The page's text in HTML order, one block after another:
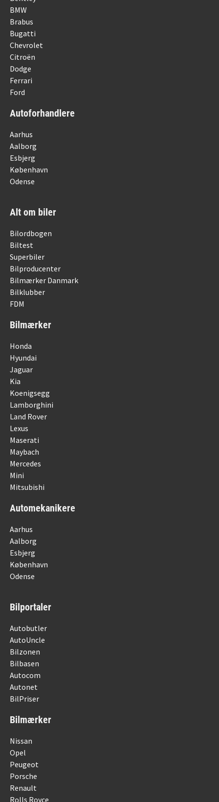
BMW
Brabus
Bugatti
Chevrolet
Citroën
Dodge
Ferrari
Ford
Autoforhandlere
Aarhus
Aalborg
Esbjerg
København
Odense
Alt om biler
Bilordbogen
Biltest
Superbiler
Bilproducenter
Bilmærker Danmark
Bilklubber
FDM
Bilmærker
Honda
Hyundai
Jaguar
Kia
Koenigsegg
Lamborghini
Land Rover
Lexus
Maserati
Maybach
Mercedes
Mini
Mitsubishi
Automekanikere
Aarhus
Aalborg
Esbjerg
København
Odense
Bilportaler
Autobutler
AutoUncle
Bilzonen
Bilbasen
Autocom
Autonet
BilPriser
Bilmærker
Nissan
Opel
Peugeot
Porsche
Renault
Rolls Royce